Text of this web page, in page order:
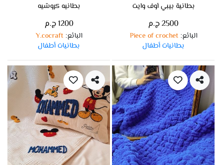
بطانية بيبي أوف وايت
2500 ج.م
البائع:
Piece of crochet
بطانيات أطفال
بطانيه كروشيه
1200 ج.م
البائع:
Y.cocraft
بطانيات أطفال